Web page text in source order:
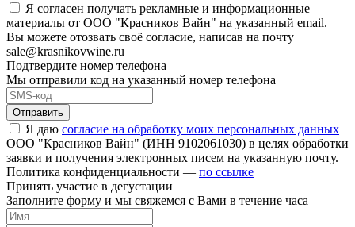
Я согласен получать рекламные и информационные
материалы от ООО "Красников Вайн" на указанный email.
Вы можете отозвать своё согласие, написав на почту
sale@krasnikovwine.ru
Подтвердите номер телефона
Мы отправили код на указанный номер телефона
Отправить
Я даю согласие на обработку моих персональных данных
ООО "Красников Вайн" (ИНН 9102061030) в целях обработки
заявки и получения электронных писем на указанную почту.
Политика конфиденциальности — по ссылке
Принять участие в дегустации
Заполните форму и мы свяжемся с Вами в течение часа